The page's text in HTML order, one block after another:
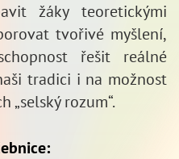
žáky teoretickými
tvořivé myšlení,
řešit reálné
tradici i na možnost
„selský rozum“.